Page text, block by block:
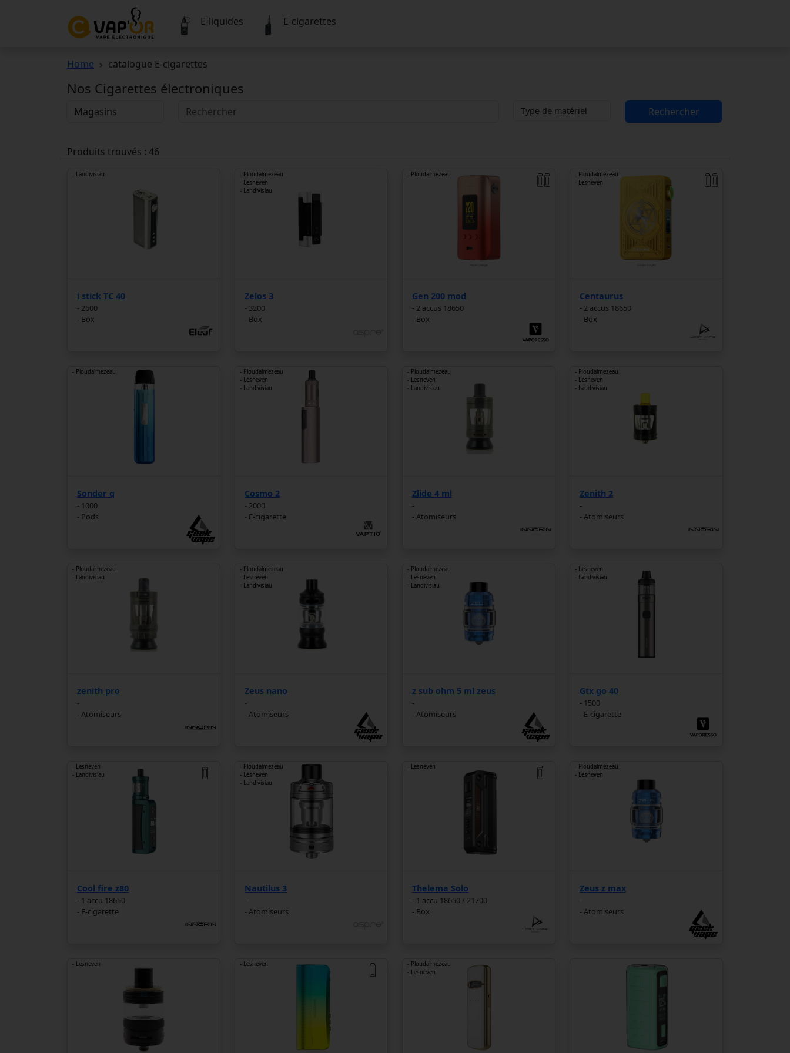
E-liquides E-cigarettes
Home catalogue E-cigarettes
Nos Cigarettes électroniques
Rechercher
Produits trouvés : 46
i stick TC 40
- 2600
- Box
- Landivisiau
Zelos 3
- 3200
- Box
- Ploudalmezeau
- Lesneven
- Landivisiau
Gen 200 mod
- 2 accus 18650
- Box
- Ploudalmezeau
Centaurus
- 2 accus 18650
- Box
- Ploudalmezeau
- Lesneven
Sonder q
- 1000
- Pods
- Ploudalmezeau
Cosmo 2
- 2000
- E-cigarette
- Ploudalmezeau
- Lesneven
- Landivisiau
Zlide 4 ml
-
- Atomiseurs
- Ploudalmezeau
- Lesneven
- Landivisiau
Zenith 2
-
- Atomiseurs
- Ploudalmezeau
- Lesneven
- Landivisiau
zenith pro
-
- Atomiseurs
- Ploudalmezeau
- Landivisiau
Zeus nano
-
- Atomiseurs
- Ploudalmezeau
- Lesneven
- Landivisiau
z sub ohm 5 ml zeus
-
- Atomiseurs
- Ploudalmezeau
- Lesneven
- Landivisiau
Gtx go 40
- 1500
- E-cigarette
- Lesneven
- Landivisiau
Cool fire z80
- 1 accu 18650
- E-cigarette
- Lesneven
- Landivisiau
Nautilus 3
-
- Atomiseurs
- Ploudalmezeau
- Lesneven
- Landivisiau
Thelema Solo
- 1 accu 18650 / 21700
- Box
- Lesneven
Zeus z max
-
- Atomiseurs
- Ploudalmezeau
- Lesneven
- Lesneven - Lesneven
- Ploudalmezeau
- Lesneven